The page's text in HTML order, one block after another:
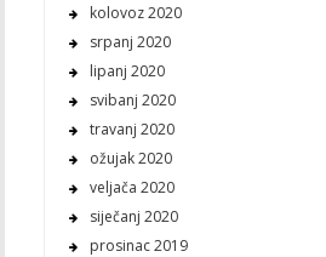
kolovoz 2020
srpanj 2020
lipanj 2020
svibanj 2020
travanj 2020
ožujak 2020
veljača 2020
siječanj 2020
prosinac 2019